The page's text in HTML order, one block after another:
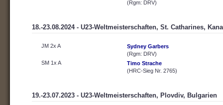
(Rgm: DRV)
18.-23.08.2024 - U23-Weltmeisterschaften, St. Catharines,
JM 2x A
Sydney Garbers
(Rgm: DRV)
SM 1x A
Timo Strache
(HRC-Sieg Nr. 2765)
19.-23.07.2023 - U23-Weltmeisterschaften, Plovdiv, Bulgarien